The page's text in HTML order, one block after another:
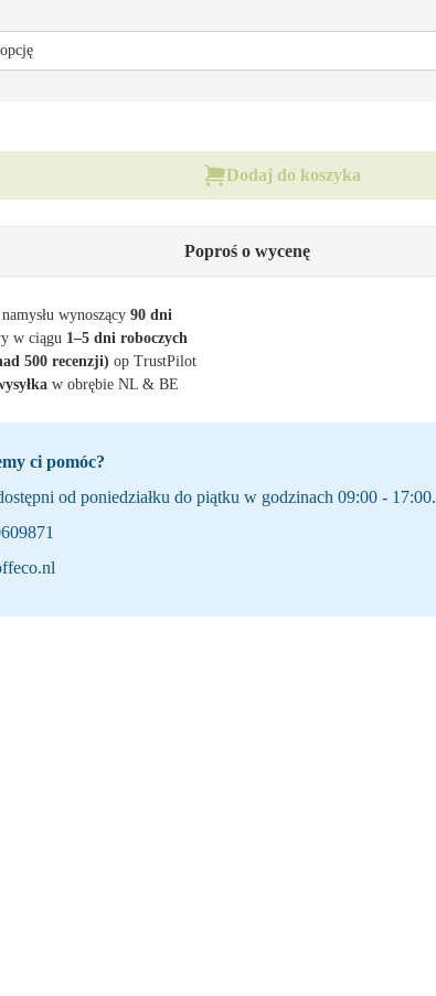
Dodaj do koszyka
Poproś o wycenę
wynoszący 90 dni
w ciągu 1–5 dni roboczych
500 recenzji) op TrustPilot
w obrębie NL & BE
ci pomóc?
od poniedziałku do piątku w godzinach 09:00 - 17:00.